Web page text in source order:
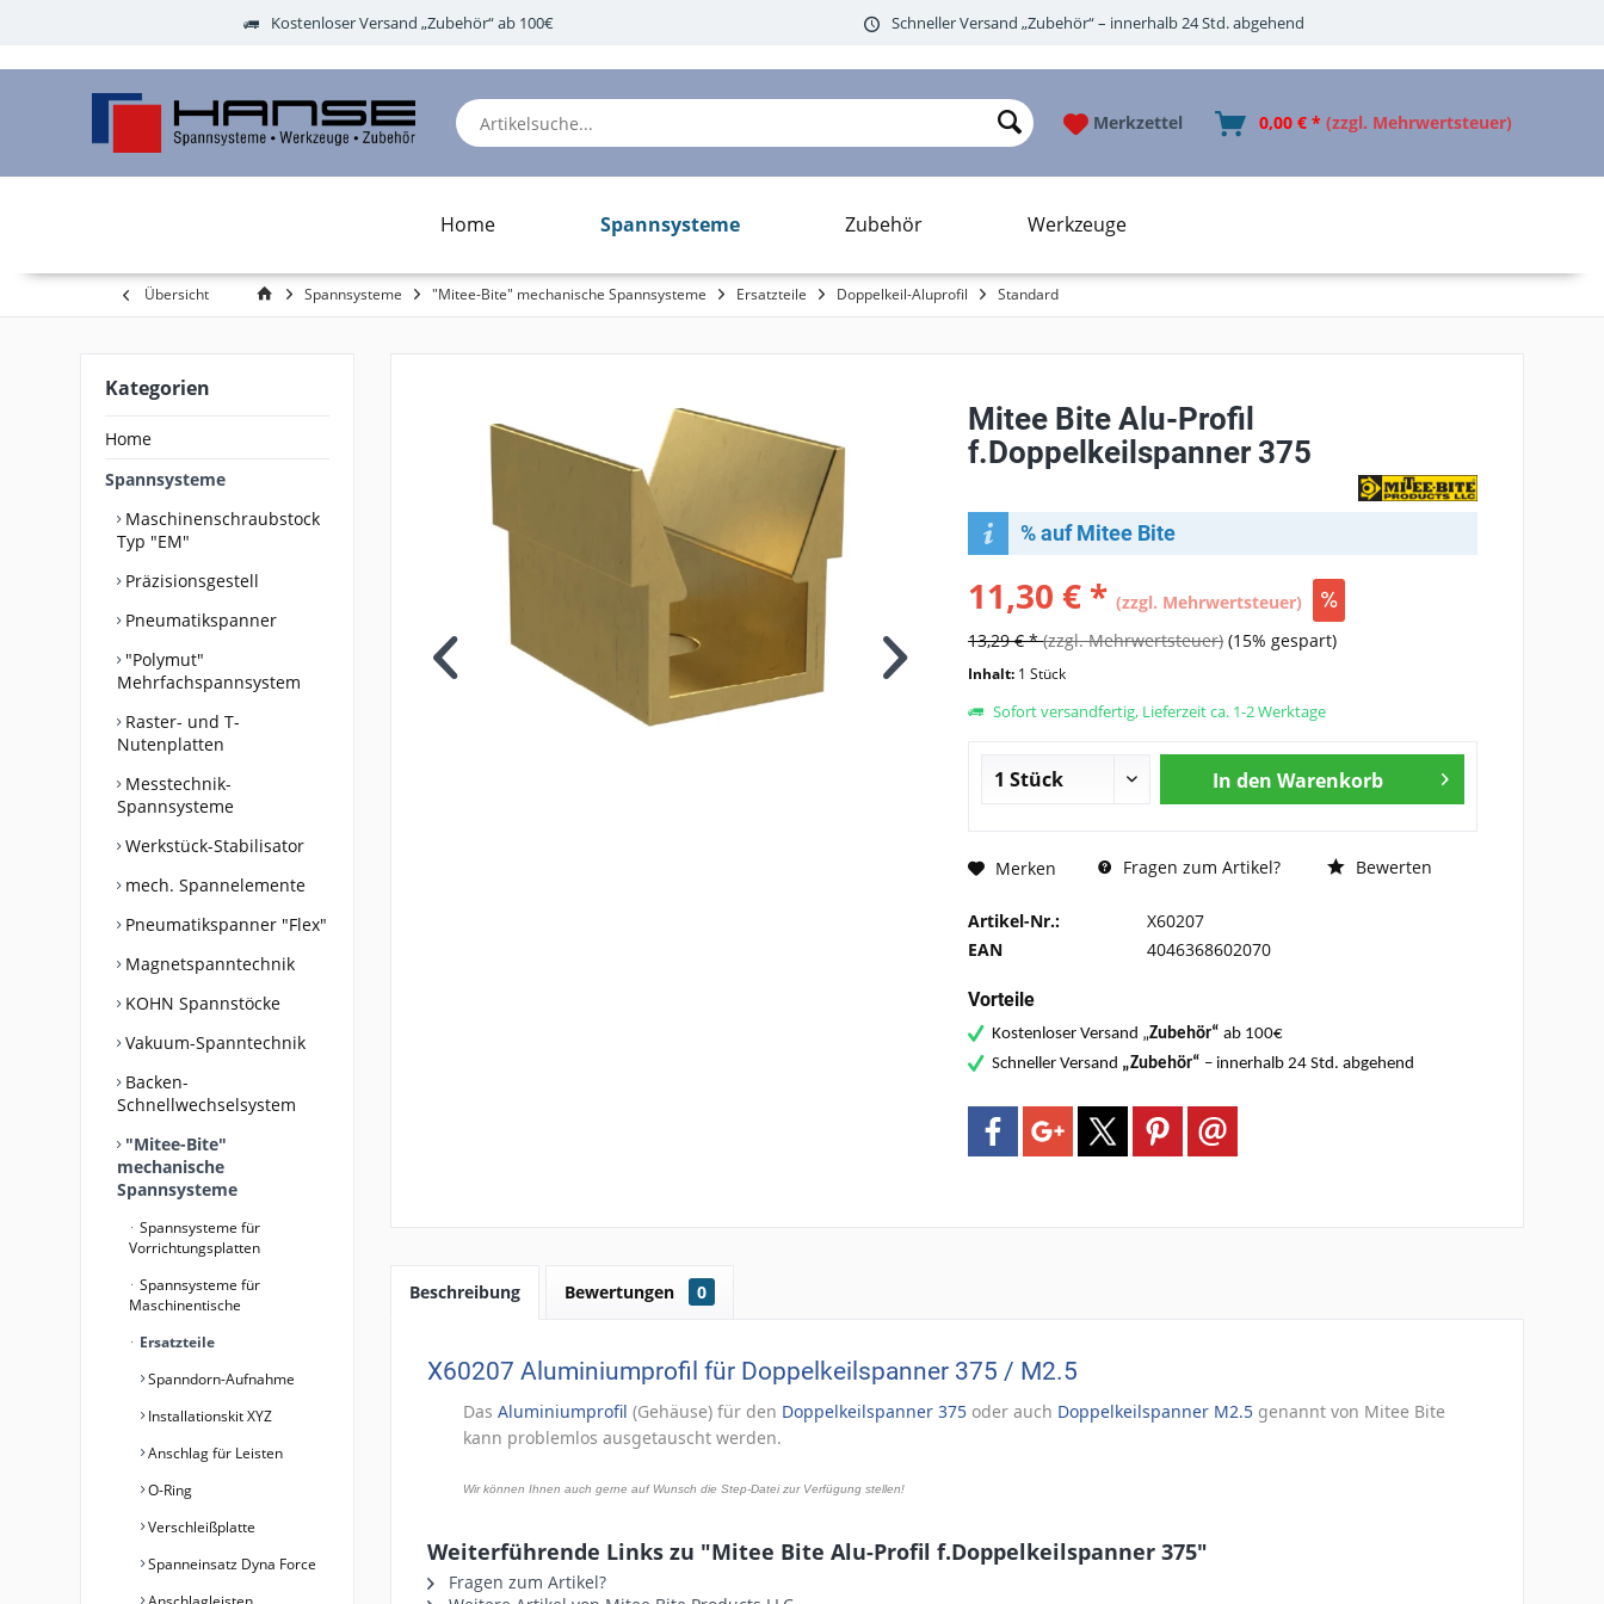
Kostenloser Versand „Zubehör“ ab 100€ Schneller Versand „Zubehör“ – innerhalb 24 Std. abgehend
Merkzettel 0,00 € * (zzgl. Mehrwertsteuer)
Home Spannsysteme Zubehör Werkzeuge
Übersicht Spannsysteme "Mitee-Bite" mechanische Spannsysteme Ersatzteile Doppelkeil-Aluprofil Standard
Kategorien
Home
Spannsysteme
Maschinenschraubstock
Typ "EM"
Präzisionsgestell
Pneumatikspanner
"Polymut"
Mehrfachspannsystem
Raster- und T-
Nutenplatten
Messtechnik-
Spannsysteme
Werkstück-Stabilisator
mech. Spannelemente
Pneumatikspanner "Flex"
Magnetspanntechnik
KOHN Spannstöcke
Vakuum-Spanntechnik
Backen-
Schnellwechselsystem
"Mitee-Bite"
mechanische
Spannsysteme
Spannsysteme für
Vorrichtungsplatten
Spannsysteme für
Maschinentische
Ersatzteile
Spanndorn-Aufnahme
Installationskit XYZ
Anschlag für Leisten
O-Ring
Verschleißplatte
Spanneinsatz Dyna Force
Mitee Bite Alu-Profil
f.Doppelkeilspanner 375
% auf Mitee Bite
11,30 € *(zzgl. Mehrwertsteuer)
13,29 € *(zzgl. Mehrwertsteuer) (15% gespart)
Inhalt: 1 Stück
Sofort versandfertig, Lieferzeit ca. 1-2 Werktage
In den Warenkorb
Merken Fragen zum Artikel? Bewerten
Artikel-Nr.:
X60207
EAN
4046368602070
Vorteile
Kostenloser Versand „Zubehör“ ab 100€
Schneller Versand „Zubehör“ – innerhalb 24 Std. abgehend
Beschreibung Bewertungen 0
X60207 Aluminiumprofil für Doppelkeilspanner 375 / M2.5
DasAluminiumprofil (Gehäuse) für den Doppelkeilspanner 375 oder auch Doppelkeilspanner M2.5 genannt von Mitee Bite
kann problemlos ausgetauscht werden.
Wir können Ihnen auch gerne auf Wunsch die Step-Datei zur Verfügung stellen!
Weiterführende Links zu "Mitee Bite Alu-Profil f.Doppelkeilspanner 375"
Fragen zum Artikel?